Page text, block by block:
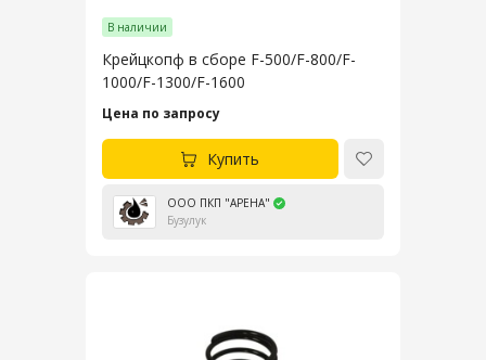
В наличии
Крейцкопф в сборе F-500/F-800/F-
1000/F-1300/F-1600
Цена по запросу
Купить
ООО ПКП "АРЕНА"
Бузулук